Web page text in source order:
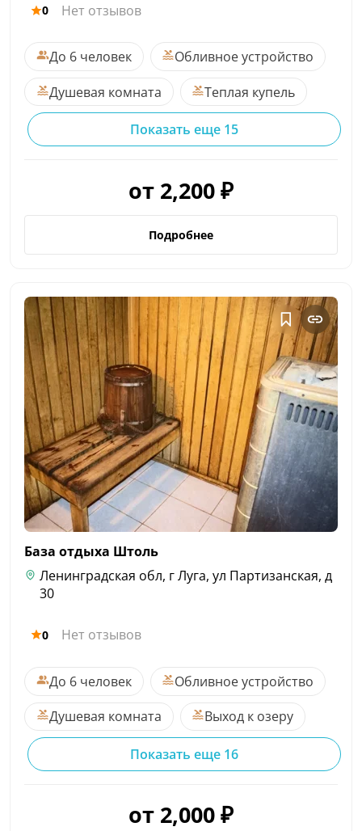
0 Нет отзывов
До 6 человек
Обливное устройство
Душевая комната
Теплая купель
Показать еще 15
от 2,200 ₽
Подробнее
База отдыха Штоль
Ленинградская обл, г Луга, ул Партизанская, д
30
0 Нет отзывов
До 6 человек
Обливное устройство
Душевая комната
Выход к озеру
Показать еще 16
от 2,000 ₽